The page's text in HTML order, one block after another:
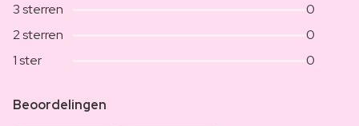
3 sterren
0
2 sterren
0
1 ster
0
Beoordelingen